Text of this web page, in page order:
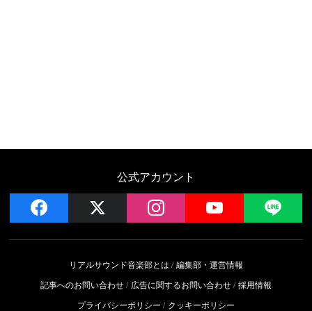
公式アカウント
facebook instagram YouTube
リアルサウンド音楽部とは
編集部・運営情報
記事へのお問い合わせ
広告に関するお問い合わせ 採用情報
プライバシーポリシー
クッキーポリシー